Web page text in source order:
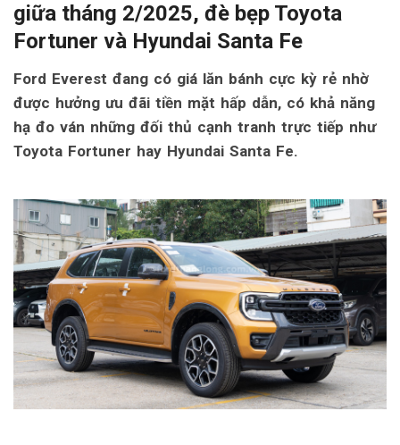
giữa tháng 2/2025, đè bẹp Toyota
Fortuner và Hyundai Santa Fe
Ford Everest đang có giá lăn bánh cực kỳ rẻ nhờ
được hưởng ưu đãi tiền mặt hấp dẫn, có khả năng
hạ đo ván những đối thủ cạnh tranh trực tiếp như
Toyota Fortuner hay Hyundai Santa Fe.